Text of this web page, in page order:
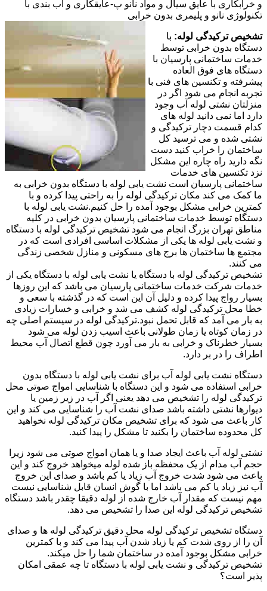
و خرابکاری با عایق سیال و مواد نانو پ-عایقکاری و آب بندی با
تکنولوژی نانو و پلیمری بدون خرابی
تشخیص ترکیدگی لوله: با
دستگاه بدون خرابی توسط
خدمات ساختمانی پارسیان با
دستگاه های فوق العاده
پیشرفته و تکنسین های فنی با
تجربه انجام می شود اگر در
منزلتان نشتی لوله آب وجود
دارد اما نمی دانید لوله های
کدام قسمت دچار ترکیدگی و
نشتی شده و می ترسید کل
ساختمان را خراب کنید دست
نگه دارید راه چاره این مشکل
نزد تکنسین های خدمات
ساختمانی پارسیان است نشت یابی لوله با دستگاه بدون خرابی به
ما کمک می کند مکان ترکیدگی لوله را به راحتی پیدا کرده و با
کمترین خرابی مشکل بوجود آمده را حل کنیم.نشت یابی لوله با
دستگاه توسط خدمات ساختمانی پارسیان بدون خرابی در کلیه
مناطق تهران بزرگ انجام می شود تشخیص ترکیدگی لوله با دستگاه
و نشت یابی لوله ها یکی از مشکلات اساسی افرادی است که در
مجتمع ها ساختمان ها برج های مسکونی و منازل شخصی زندگی
می کنند.
تشخیص ترکیدگی لوله با دستگاه یا نشت یابی لوله با دستگاه یکی از
خدمات شرکت خدمات ساختمانی پارسیان می باشد که این روزها
بسیار رواج پیدا کرده و دلیل آن این است که در گذشته با سعی و
خطا محل ترکیدگی لوله کشف می شد و خرابی و خسارات زیادی
به بار می آمد که قابل تحمل نبود.ترکیدگی لوله در سیستم اصلی چه
در زمان کوتاه یا زمان طولانی باعث اسیب زدن لوله می شود
بسیار خطرناک و خرابی به بار می آورد چون قطع اتصال آب محیط
اطراف را در بر دارد.
دستگاه نشت یابی لوله آب برای نشت یابی لوله با دستگاه بدون
خرابی استفاده می شود و این دستگاه با شناسایی امواج صوتی محل
ترکیدگی لوله را تشخیص می دهد یعنی اگر آب در زیر زمین یا
دیوارها نشتی داشته باشد صدای نشت آب را شناسایی می کند و این
کار باعث می شود که برای تشخیص مکان ترکیدگی لوله نخواهید
کل محدوده ساختمان را بکنید تا مشکل را پیدا کنید.
نشتی لوله آب باعث ایجاد صدا و یا همان امواج صوتی می شود زیرا
حجم آب مدام از یک محفظه باز شده لوله میخواهد خروج کند و این
باعث می شود شدت خروج آب زیاد یا کم باشد و صدای این خروج
آب نیز زیاد یا کم می باشد اما با گوش انسان قابل شناسایی نیست
مهم نیست که مقدار آب خارج شده از لوله دقیقا چقدر باشد دستگاه
تشخیص ترکیدگی لوله این صدا را تشخیص می دهد.
دستگاه تشخیص ترکیدگی لوله محل دقیق ترکیدگی لوله ها و صدای
آن را از روی شدت کم یا زیاد شدن آب پیدا می کند و با کمترین
خرابی مشکل بوجود آمده در ساختمان شما را حل میکند.
تشخیص ترکیدگی و نشت یابی لوله با دستگاه تا چه عمقی امکان
پذیر است؟